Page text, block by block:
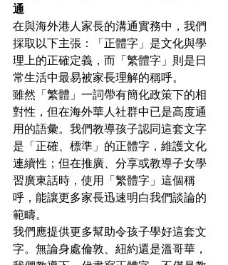
通
在與海外港人家長的溝通實務中，我們
採取以下主張：「正體字」是文化與學
理上的正確定義，而「繁體字」則是日
常生活中最易被家長理解的稱呼。
雖然「繁體」一詞帶有簡化政策下的相
對性，但在海外華人社群中已是高度通
用的語彙。我們教導孩子認同這套文字
是「正確、標準」的正體字，維護文化
連續性；但在推廣、分享或教導子女學
習廣東話時，使用「繁體字」這個稱
呼，能讓更多家長迅速明白我們談論的
範疇。
我們應提供更多幫助令孩子學好這套文
字。無論身處倫敦、紐約還是溫哥華，